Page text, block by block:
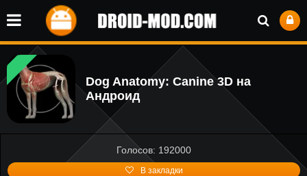
Dog Anatomy: Canine 3D на
Андроид
Голосов: 192000
В закладки